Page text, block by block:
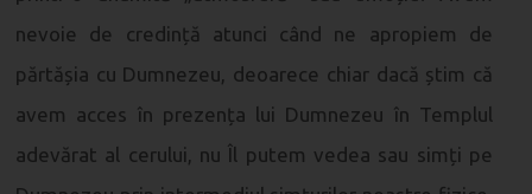
nevoie de credință atunci când ne apropiem de
părtășia cu Dumnezeu, deoarece chiar dacă știm că
avem acces în prezența lui Dumnezeu în Templul
adevărat al cerului, nu Îl putem vedea sau simți pe